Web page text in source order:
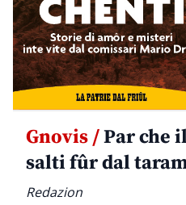
Gnovis /Par che
salti fûr dal
Redazion